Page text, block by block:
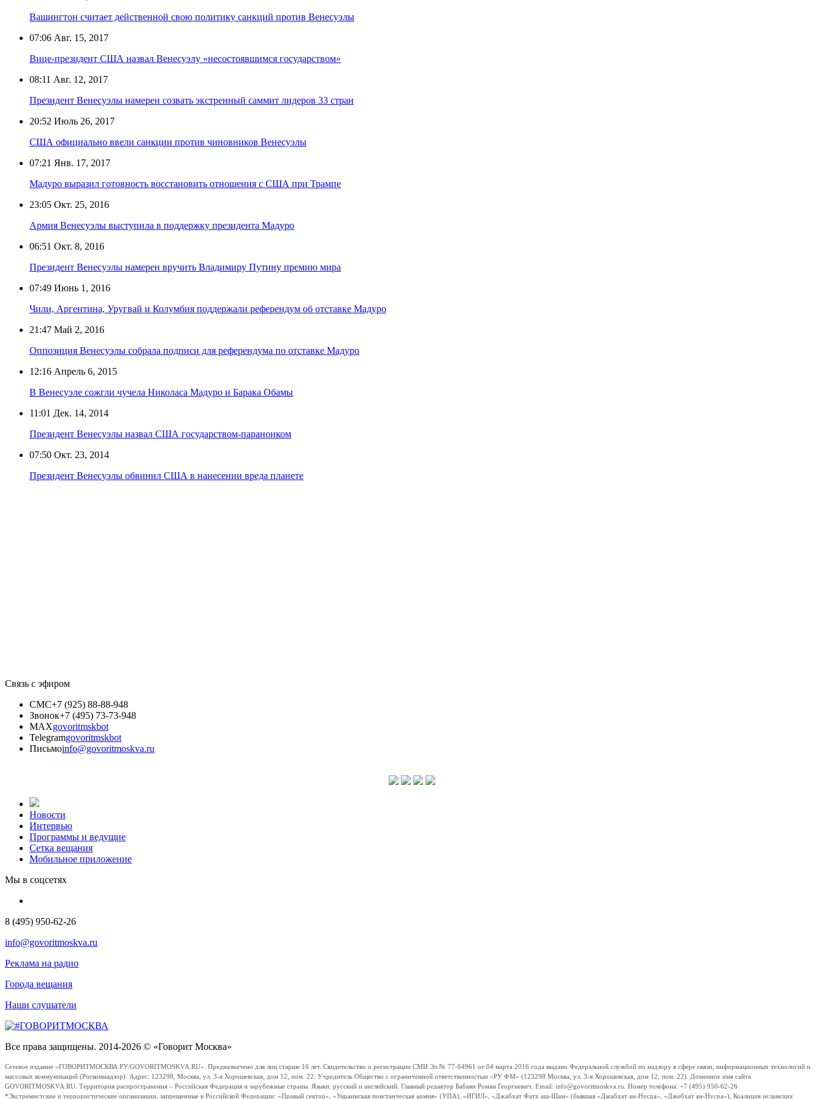
Вашингтон считает действенной свою политику санкций против Венесуэлы
07:06 Авг. 15, 2017
Вице-президент США назвал Венесуэлу «несостоявшимся государством»
08:11 Авг. 12, 2017
Президент Венесуэлы намерен созвать экстренный саммит лидеров 33 стран
20:52 Июль 26, 2017
США официально ввели санкции против чиновников Венесуэлы
07:21 Янв. 17, 2017
Мадуро выразил готовность восстановить отношения с США при Трампе
23:05 Окт. 25, 2016
Армия Венесуэлы выступила в поддержку президента Мадуро
06:51 Окт. 8, 2016
Президент Венесуэлы намерен вручить Владимиру Путину премию мира
07:49 Июнь 1, 2016
Чили, Аргентина, Уругвай и Колумбия поддержали референдум об отставке Мадуро
21:47 Май 2, 2016
Оппозиция Венесуэлы собрала подписи для референдума по отставке Мадуро
12:16 Апрель 6, 2015
В Венесуэле сожгли чучела Николаса Мадуро и Барака Обамы
11:01 Дек. 14, 2014
Президент Венесуэлы назвал США государством-параноиком
07:50 Окт. 23, 2014
Президент Венесуэлы обвинил США в нанесении вреда планете
Связь с эфиром
СМС+7 (925) 88-88-948
Звонок+7 (495) 73-73-948
MAXgovoritmskbot
Telegramgovoritmskbot
Письмоinfo@govoritmoskva.ru
Новости
Интервью
Программы и ведущие
Сетка вещания
Мобильное приложение
Мы в соцсетях
8 (495) 950-62-26
info@govoritmoskva.ru
Реклама на радио
Города вещания
Наши слушатели
Все права защищены. 2014-2026 © «Говорит Москва»
Сетевое издание «ГОВОРИТМОСКВА.РУ/GOVORITMOSKVA.RU». Предназначено для лиц старше 16 лет. Свидетельство о регистрации СМИ Эл № 77-64961 от 04 марта 2016 года выдано Федеральной службой по надзору в сфере связи, информационных технологий и
массовых коммуникаций (Роскомнадзор). Адрес: 123298, Москва, ул. 3-я Хорошевская, дом 12, пом. 22. Учредитель Общество с ограниченной ответственностью «РУ ФМ» (123298 Москва, ул. 3-я Хорошевская, дом 12, пом. 22). Доменное имя сайта
GOVORITMOSKVA.RU. Территория распространения – Российская Федерация и зарубежные страны. Языки: русский и английский. Главный редактор Бабаян Роман Георгиевич. Email: info@govoritmoskva.ru. Номер телефона: +7 (495) 950-62-26
*Экстремистские и террористические организации, запрещенные в Российской Федерации: «Правый сектор», «Украинская повстанческая армия» (УПА), «ИГИЛ», «Джабхат Фатх аш-Шам» (бывшая «Джабхат ан-Нусра», «Джебхат ан-Нусра»), Коалиция исламских